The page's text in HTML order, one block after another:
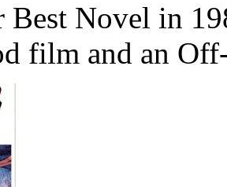
Best Novel in
film and an